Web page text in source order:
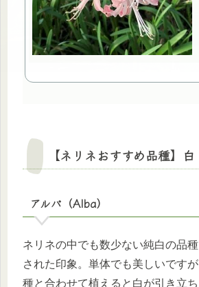
【ネリネおすすめ品種】
アルバ（Alba）
ネリネの中でも数少ない純白の品
された印象。単体でも美しいです
種と合わせて植えると白が引き立ち